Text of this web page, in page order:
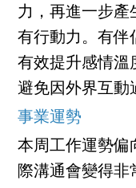
力，再進一步產
有行動力。有伴
有效提升感情溫
避免因外界互動
事業運勢
本周工作運勢偏
際溝通會變得非